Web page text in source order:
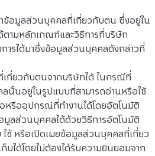
าข้อมูลส่วนบุคคลที่เกี่ยวกับตน ซึ่งอยู่ใน
ามหลักเกณฑ์และวิธีการที่บริษัท
ารได้มาซึ่งข้อมูลส่วนบุคคลดังกล่าวที่
กี่ยวกับตนจากบริษัทได้ ในกรณีที่
นั้นอยู่ในรูปแบบที่สามารถอ่านหรือใช้
หรืออุปกรณ์ที่ทำงานได้โดยอัตโนมัติ
มูลส่วนบุคคลได้ด้วยวิธีการอัตโนมัติ
ช้ หรือเปิดเผยข้อมูลส่วนบุคคลที่เกี่ยว
ได้โดยไม่ต้องได้รับความยินยอมจาก